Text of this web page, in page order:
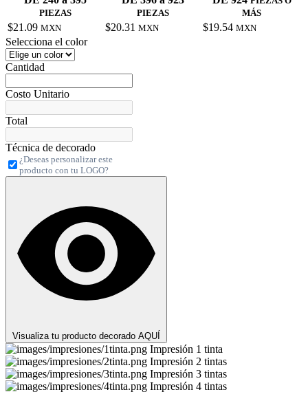
PIEZAS PIEZAS
MÁS
$21.09 MXN $20.31 MXN $19.54 MXN
Selecciona el color
Cantidad
Costo Unitario
Total
Técnica de decorado
¿Deseas personalizar este
producto con tu LOGO?
Visualiza tu producto decorado AQUÍ
Impresión 1 tinta
Impresión 2 tintas
Impresión 3 tintas
Impresión 4 tintas